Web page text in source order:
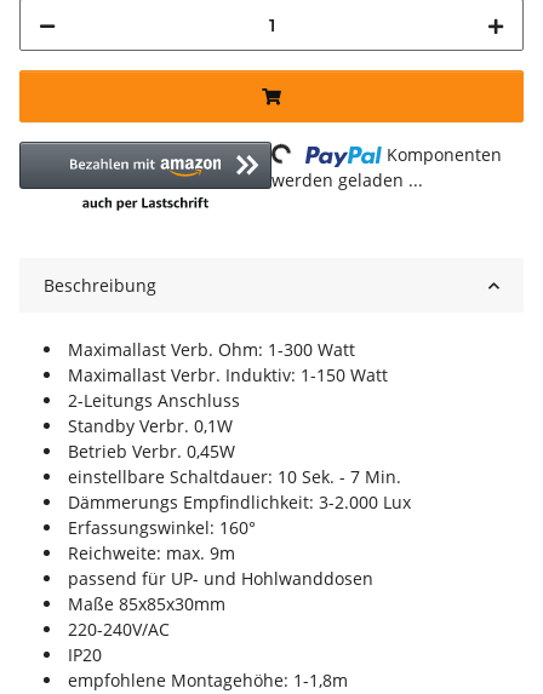
Loading...
Komponenten
werden geladen ...
Beschreibung
Maximallast Verb. Ohm: 1-300 Watt
Maximallast Verbr. Induktiv: 1-150 Watt
2-Leitungs Anschluss
Standby Verbr. 0,1W
Betrieb Verbr. 0,45W
einstellbare Schaltdauer: 10 Sek. - 7 Min.
Dämmerungs Empfindlichkeit: 3-2.000 Lux
Erfassungswinkel: 160°
Reichweite: max. 9m
passend für UP- und Hohlwanddosen
Maße 85x85x30mm
220-240V/AC
IP20
empfohlene Montagehöhe: 1-1,8m